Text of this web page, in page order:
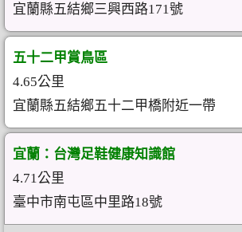
宜蘭縣五結鄉三興西路171號
五十二甲賞鳥區
4.65公里
宜蘭縣五結鄉五十二甲橋附近一帶
宜蘭：台灣足鞋健康知識館
4.71公里
臺中市南屯區中里路18號